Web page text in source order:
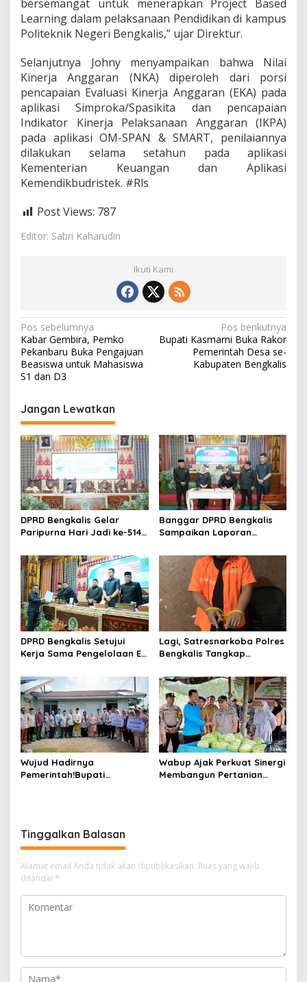
g
g
a
r
n
bersemangat untuk menerapkan Project Based
Learning dalam pelaksanaan Pendidikan di kampus
Politeknik Negeri Bengkalis,” ujar Direktur.
Selanjutnya Johny menyampaikan bahwa Nilai
Kinerja Anggaran (NKA) diperoleh dari porsi
pencapaian Evaluasi Kinerja Anggaran (EKA) pada
aplikasi Simproka/Spasikita dan pencapaian
Indikator Kinerja Pelaksanaan Anggaran (IKPA)
pada aplikasi OM-SPAN & SMART, penilaiannya
dilakukan selama setahun pada aplikasi
Kementerian Keuangan dan Aplikasi
Kemendikbudristek. #Rls
Post Views: 787
Editor: Sabri Kaharudin
Ikuti Kami
N
a
v
i
g
a
s
i
p
o
s
Pos sebelumnya
Kabar Gembira, Pemko
Pekanbaru Buka Pengajuan
Beasiswa untuk Mahasiswa
S1 dan D3
Pos berikutnya
Bupati Kasmarni Buka Rakor
Pemerintah Desa se-
Kabupaten Bengkalis
Jangan Lewatkan
DPRD Bengkalis Gelar
Paripurna Hari Jadi ke-514
Semangat Membangun
Negeri Junjungan.
Banggar DPRD Bengkalis
Sampaikan Laporan
Pertanggungjawaban
Pelaksanaan APBD Tahun
Anggaran 2025
DPRD Bengkalis Setujui
Kerja Sama Pengelolaan E-
Sungai Selari.
Lagi, Satresnarkoba Polres
Bengkalis Tangkap
Air
Wujud Hadirnya
Pemerintah!Bupati
Wabup Ajak Perkuat Sinergi
Membangun Pertanian
Tinggalkan Balasan
Alamat email Anda tidak akan dipublikasikan. Ruas yang wajib
ditandai *